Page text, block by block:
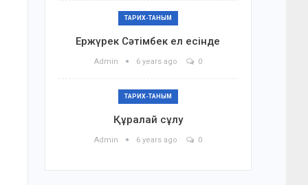
ТАРИХ-ТАНЫМ
Ержүрек Сәтімбек ел есінде
Admin 6 years ago 0
ТАРИХ-ТАНЫМ
Құралай сұлу
Admin 6 years ago 0